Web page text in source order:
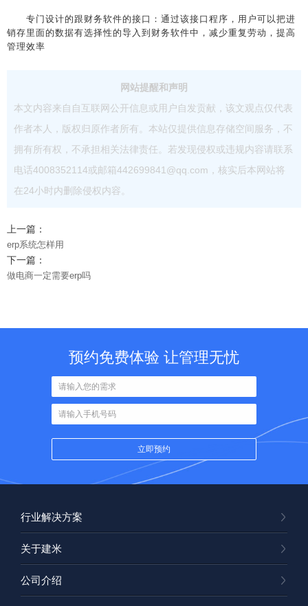
专门设计的跟财务软件的接口：通过该接口程序，用户可以把进
销存里面的数据有选择性的导入到财务软件中，减少重复劳动，提高
管理效率
网站提醒和声明
本文内容来自自互联网公开信息或用户自发贡献，该文观点仅代表
作者本人，版权归原作者所有。本站仅提供信息存储空间服务，不
拥有所有权，不承担相关法律责任。若发现侵权或违规内容请联系
电话4008352114或邮箱442699841@qq.com，核实后本网站将
在24小时内删除侵权内容。
上一篇：
erp系统怎样用
下一篇：
做电商一定需要erp吗
预约免费体验 让管理无忧
行业解决方案
关于建米
公司介绍